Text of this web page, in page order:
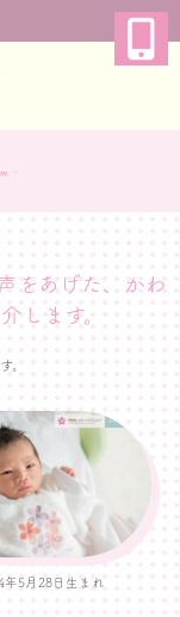
~
をあげた、
かわ
します。
。
年5月28日生まれ